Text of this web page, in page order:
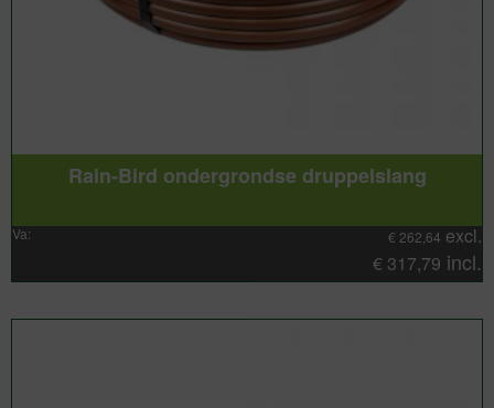
Rain-Bird ondergrondse druppelslang
Va: € 262,64 excl.
€ 317,79 incl.